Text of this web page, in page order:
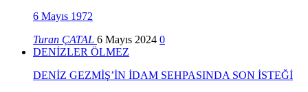
6 Mayıs 1972
Turan ÇATAL 6 Mayıs 2024 0
DENİZLER ÖLMEZ
DENİZ GEZMİŞ’İN İDAM SEHPASINDA SON İSTEĞİ